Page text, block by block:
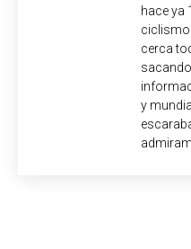
hace ya
cerca
y